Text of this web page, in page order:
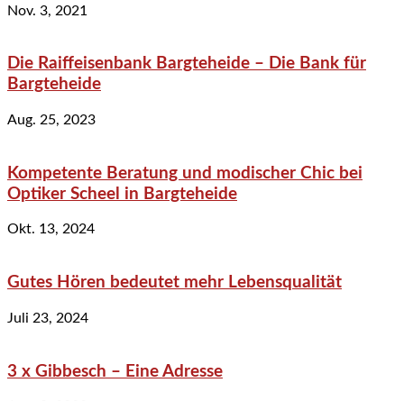
Nov. 3, 2021
Die Raiffeisenbank Bargteheide – Die Bank für
Bargteheide
Aug. 25, 2023
Kompetente Beratung und modischer Chic bei
Optiker Scheel in Bargteheide
Okt. 13, 2024
Gutes Hören bedeutet mehr Lebensqualität
Juli 23, 2024
3 x Gibbesch – Eine Adresse